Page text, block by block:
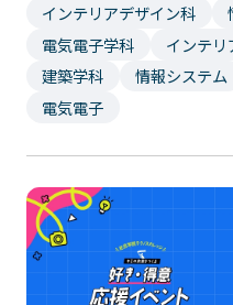
インテリアデザイン科
電気電子学科
インテリ
建築学科
情報システム
電気電子